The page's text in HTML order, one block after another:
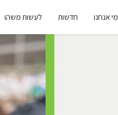
מי אנחנו חדשות לעשות משהו